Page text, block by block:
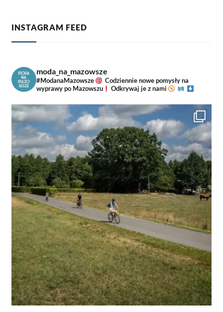
INSTAGRAM FEED
moda_na_mazowsze
#ModanaMazowsze
Codziennie nowe pomysły na
wyprawy po Mazowszu
Odkrywaj je z nami